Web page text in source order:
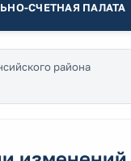
СЧЕТНАЯ ПАЛАТА
района